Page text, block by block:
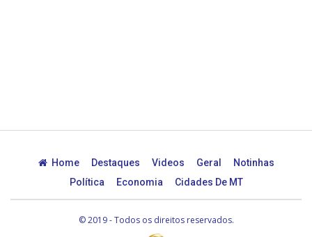
Home Destaques Videos Geral
Notinhas
Política
Economia Cidades De MT
© 2019 - Todos os direitos reservados.